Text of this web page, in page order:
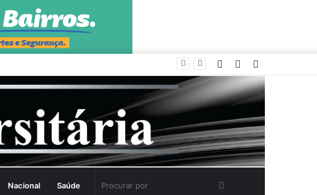
Lateral
Artigo
aleatório
Entrar
Nacional Saúde Procurar